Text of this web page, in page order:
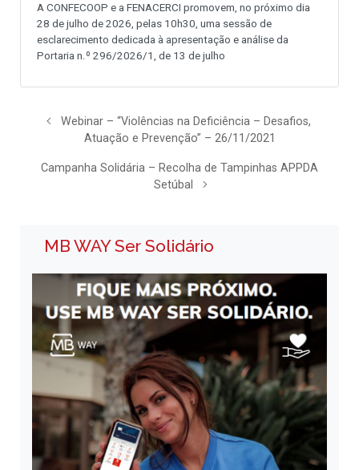
A CONFECOOP e a FENACERCI promovem, no próximo dia
28 de julho de 2026, pelas 10h30, uma sessão de
esclarecimento dedicada à apresentação e análise da
Portaria n.º 296/2026/1, de 13 de julho
Webinar – “Violências na Deficiência – Desafios,
Atuação e Prevenção” – 26/11/2021
Campanha Solidária – Recolha de Tampinhas APPDA
Setúbal
MB WAY Ser Solidário